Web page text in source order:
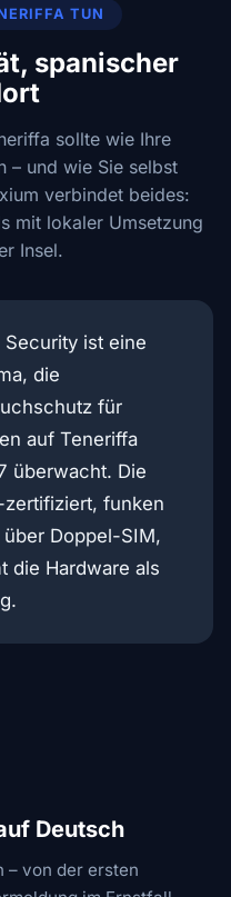
TUN
spanischer
sollte wie Ihre
– und wie Sie selbst
verbindet beides:
mit lokaler Umsetzung
Insel.
Security ist eine
die
für
auf Teneriffa
überwacht. Die
zertifiziert, funken
Doppel-SIM,
die Hardware als
Deutsch
– von der ersten